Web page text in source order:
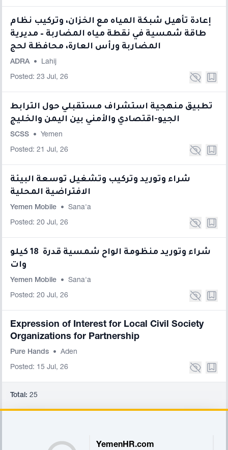
إعادة تأهيل شبكة المياه مع الخزان، وتركيب نظام
طاقة شمسية في نقطة مياه المضاربة – مديرية
المضاربة ورأس العارة، محافظة لحج
ADRA • Lahij
Posted: 23 Jul, 26
تطبيق منهجية استشراف مستقبلي حول الترابط
الجيو-اقتصادي والأمني بين اليمن والخليج
SCSS • Yemen
Posted: 21 Jul, 26
شراء وتوريد وتركيب وتشغيل توسعة البيئة
الافتراضية المحلية
Yemen Mobile • Sana'a
Posted: 20 Jul, 26
شراء وتوريد منظومة الواح شمسية قدرة 18 كيلو
وات
Yemen Mobile • Sana'a
Posted: 20 Jul, 26
Expression of Interest for Local Civil Society
Organizations for Partnership
Pure Hands • Aden
Posted: 15 Jul, 26
Total: 25
YemenHR.com